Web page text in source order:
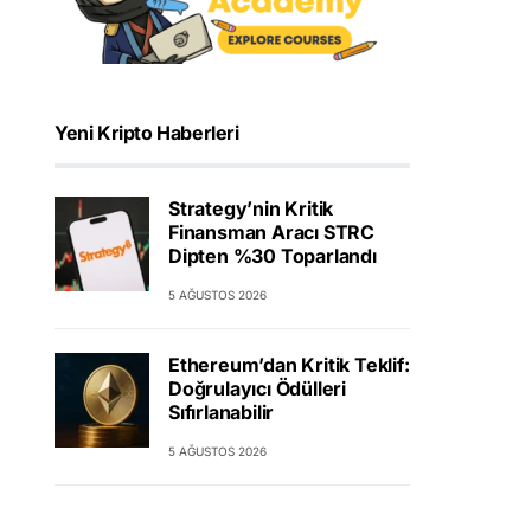
Yeni Kripto Haberleri
Strategy’nin Kritik
Finansman Aracı STRC
Dipten %30 Toparlandı
5 AĞUSTOS 2026
Ethereum’dan Kritik Teklif:
Doğrulayıcı Ödülleri
Sıfırlanabilir
5 AĞUSTOS 2026